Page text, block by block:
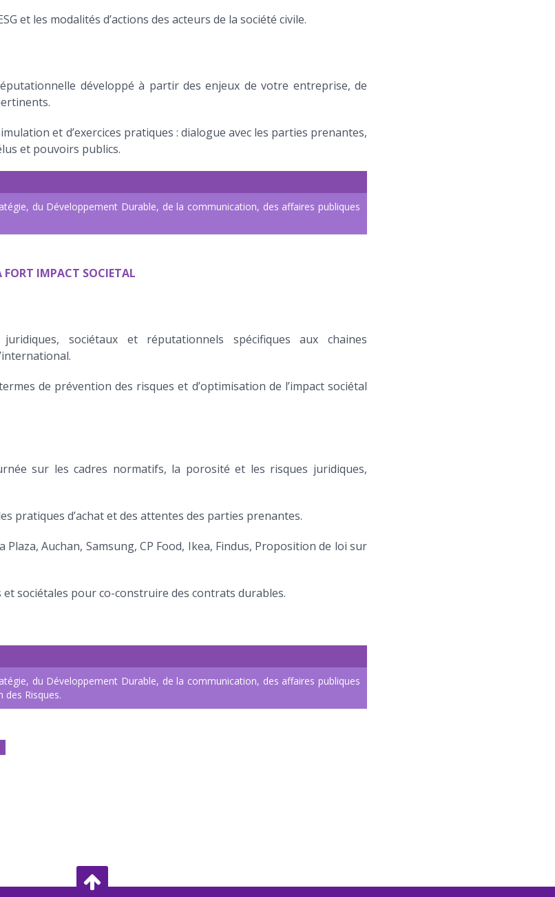
et les modalités d’actions des acteurs de la société civile.
développé à partir des enjeux de votre entreprise, de
et d’exercices pratiques : dialogue avec les parties prenantes,
et pouvoirs publics.
du Développement Durable, de la communication, des affaires publiques
FORT IMPACT SOCIETAL
sociétaux et réputationnels spécifiques aux chaines
de prévention des risques et d’optimisation de l’impact sociétal
sur les cadres normatifs, la porosité et les risques juridiques,
pratiques d’achat et des attentes des parties prenantes.
Plaza, Auchan, Samsung, CP Food, Ikea, Findus, Proposition de loi sur
et sociétales pour co-construire des contrats durables.
du Développement Durable, de la communication, des affaires publiques
Risques.